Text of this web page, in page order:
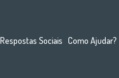
Respostas Sociais Como Ajudar?